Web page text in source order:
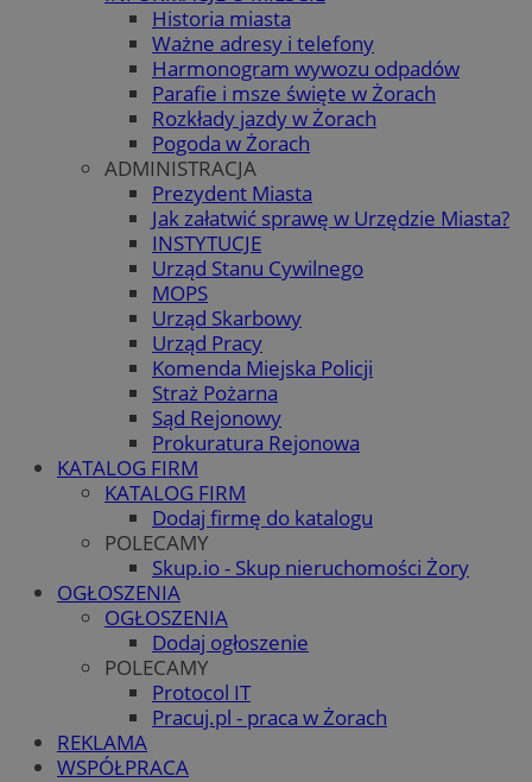
Historia miasta
Ważne adresy i telefony
Harmonogram wywozu odpadów
Parafie i msze święte w Żorach
Rozkłady jazdy w Żorach
Pogoda w Żorach
ADMINISTRACJA
Prezydent Miasta
Jak załatwić sprawę w Urzędzie Miasta?
INSTYTUCJE
Urząd Stanu Cywilnego
MOPS
Urząd Skarbowy
Urząd Pracy
Komenda Miejska Policji
Straż Pożarna
Sąd Rejonowy
Prokuratura Rejonowa
KATALOG FIRM
KATALOG FIRM
Dodaj firmę do katalogu
POLECAMY
Skup.io - Skup nieruchomości Żory
OGŁOSZENIA
OGŁOSZENIA
Dodaj ogłoszenie
POLECAMY
Protocol IT
Pracuj.pl - praca w Żorach
REKLAMA
WSPÓŁPRACA